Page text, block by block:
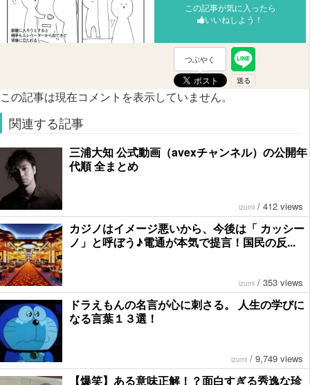
この記事が気に入ったら
いいねしよう！
つぶやく
この記事は現在コメントを表示していません。
関連する記事
三浦大知 公式動画（avexチャンネル）の公開年
代順 全まとめ
izumi / 412 views
カジノはイメージ悪いから、今後は「 カッシー
ノ」と呼ぼう♪電通が本気で提言！国民の反...
izumi / 353 views
ドラえもんの名言が心に刺さる。 人生の学びに
なる言葉１３選！
izumi / 9,749 views
【爆笑】ある意味正解！？面白すぎる秀逸な珍